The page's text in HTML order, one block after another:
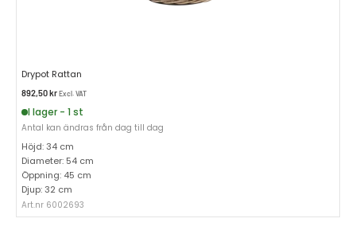
Drypot Rattan
892,50krExcl. VAT
I lager - 1 st
Antal kan ändras från dag till dag
Höjd: 34 cm
Diameter: 54 cm
Öppning: 45 cm
Djup: 32 cm
Art.nr 6002693